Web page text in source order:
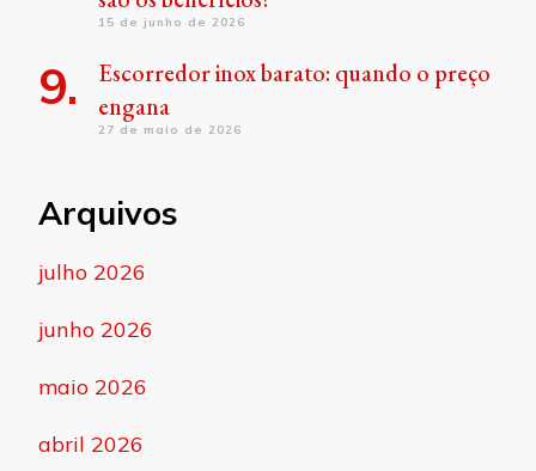
15 de junho de 2026
Escorredor inox barato: quando o preço
engana
27 de maio de 2026
Arquivos
julho 2026
junho 2026
maio 2026
abril 2026